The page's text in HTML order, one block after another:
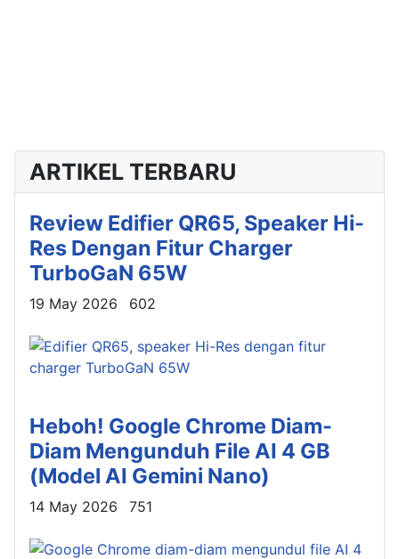
ARTIKEL TERBARU
Review Edifier QR65, Speaker Hi-
Res Dengan Fitur Charger
TurboGaN 65W
Details
19 May 2026 602
Heboh! Google Chrome Diam-
Diam Mengunduh File AI 4 GB
(Model AI Gemini Nano)
Details
14 May 2026 751